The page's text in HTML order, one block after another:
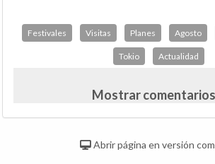
Festivales Visitas Planes Agosto
Tokio Actualidad
Mostrar
Abrir página en versión